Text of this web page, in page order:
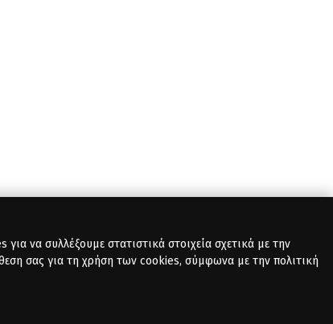
να συλλέξουμε στατιστικά στοιχεία σχετικά με την
σας για τη χρήση των cookies, σύμφωνα με την πολιτική